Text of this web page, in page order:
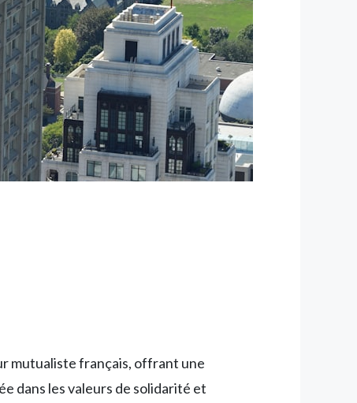
mutualiste français, offrant une
dans les valeurs de solidarité et